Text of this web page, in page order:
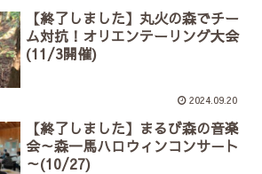
【終了しました】丸火の森でチー
ム対抗！オリエンテーリング大会
(11/3開催)
2024.09.20
【終了しました】まるび森の音楽
会～森一馬ハロウィンコンサ－ト
～(10/27)